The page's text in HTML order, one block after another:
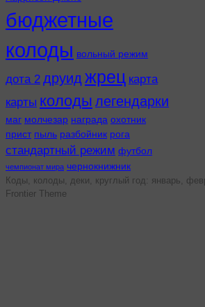
бюджетные
колоды вольный режим
дота 2 друид жрец карта
карты колоды легендарки
маг молчезар награда охотник
прист пыль разбойник рога
стандартный режим футбол
чемпионат мира чернокнижник
Коды, колоды, деки, круглый год: январь,
Frontier Theme